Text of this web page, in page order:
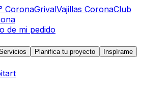
CoronaGrivalVajillas CoronaClub
de mi pedido
Planifica tu proyecto
Inspírame